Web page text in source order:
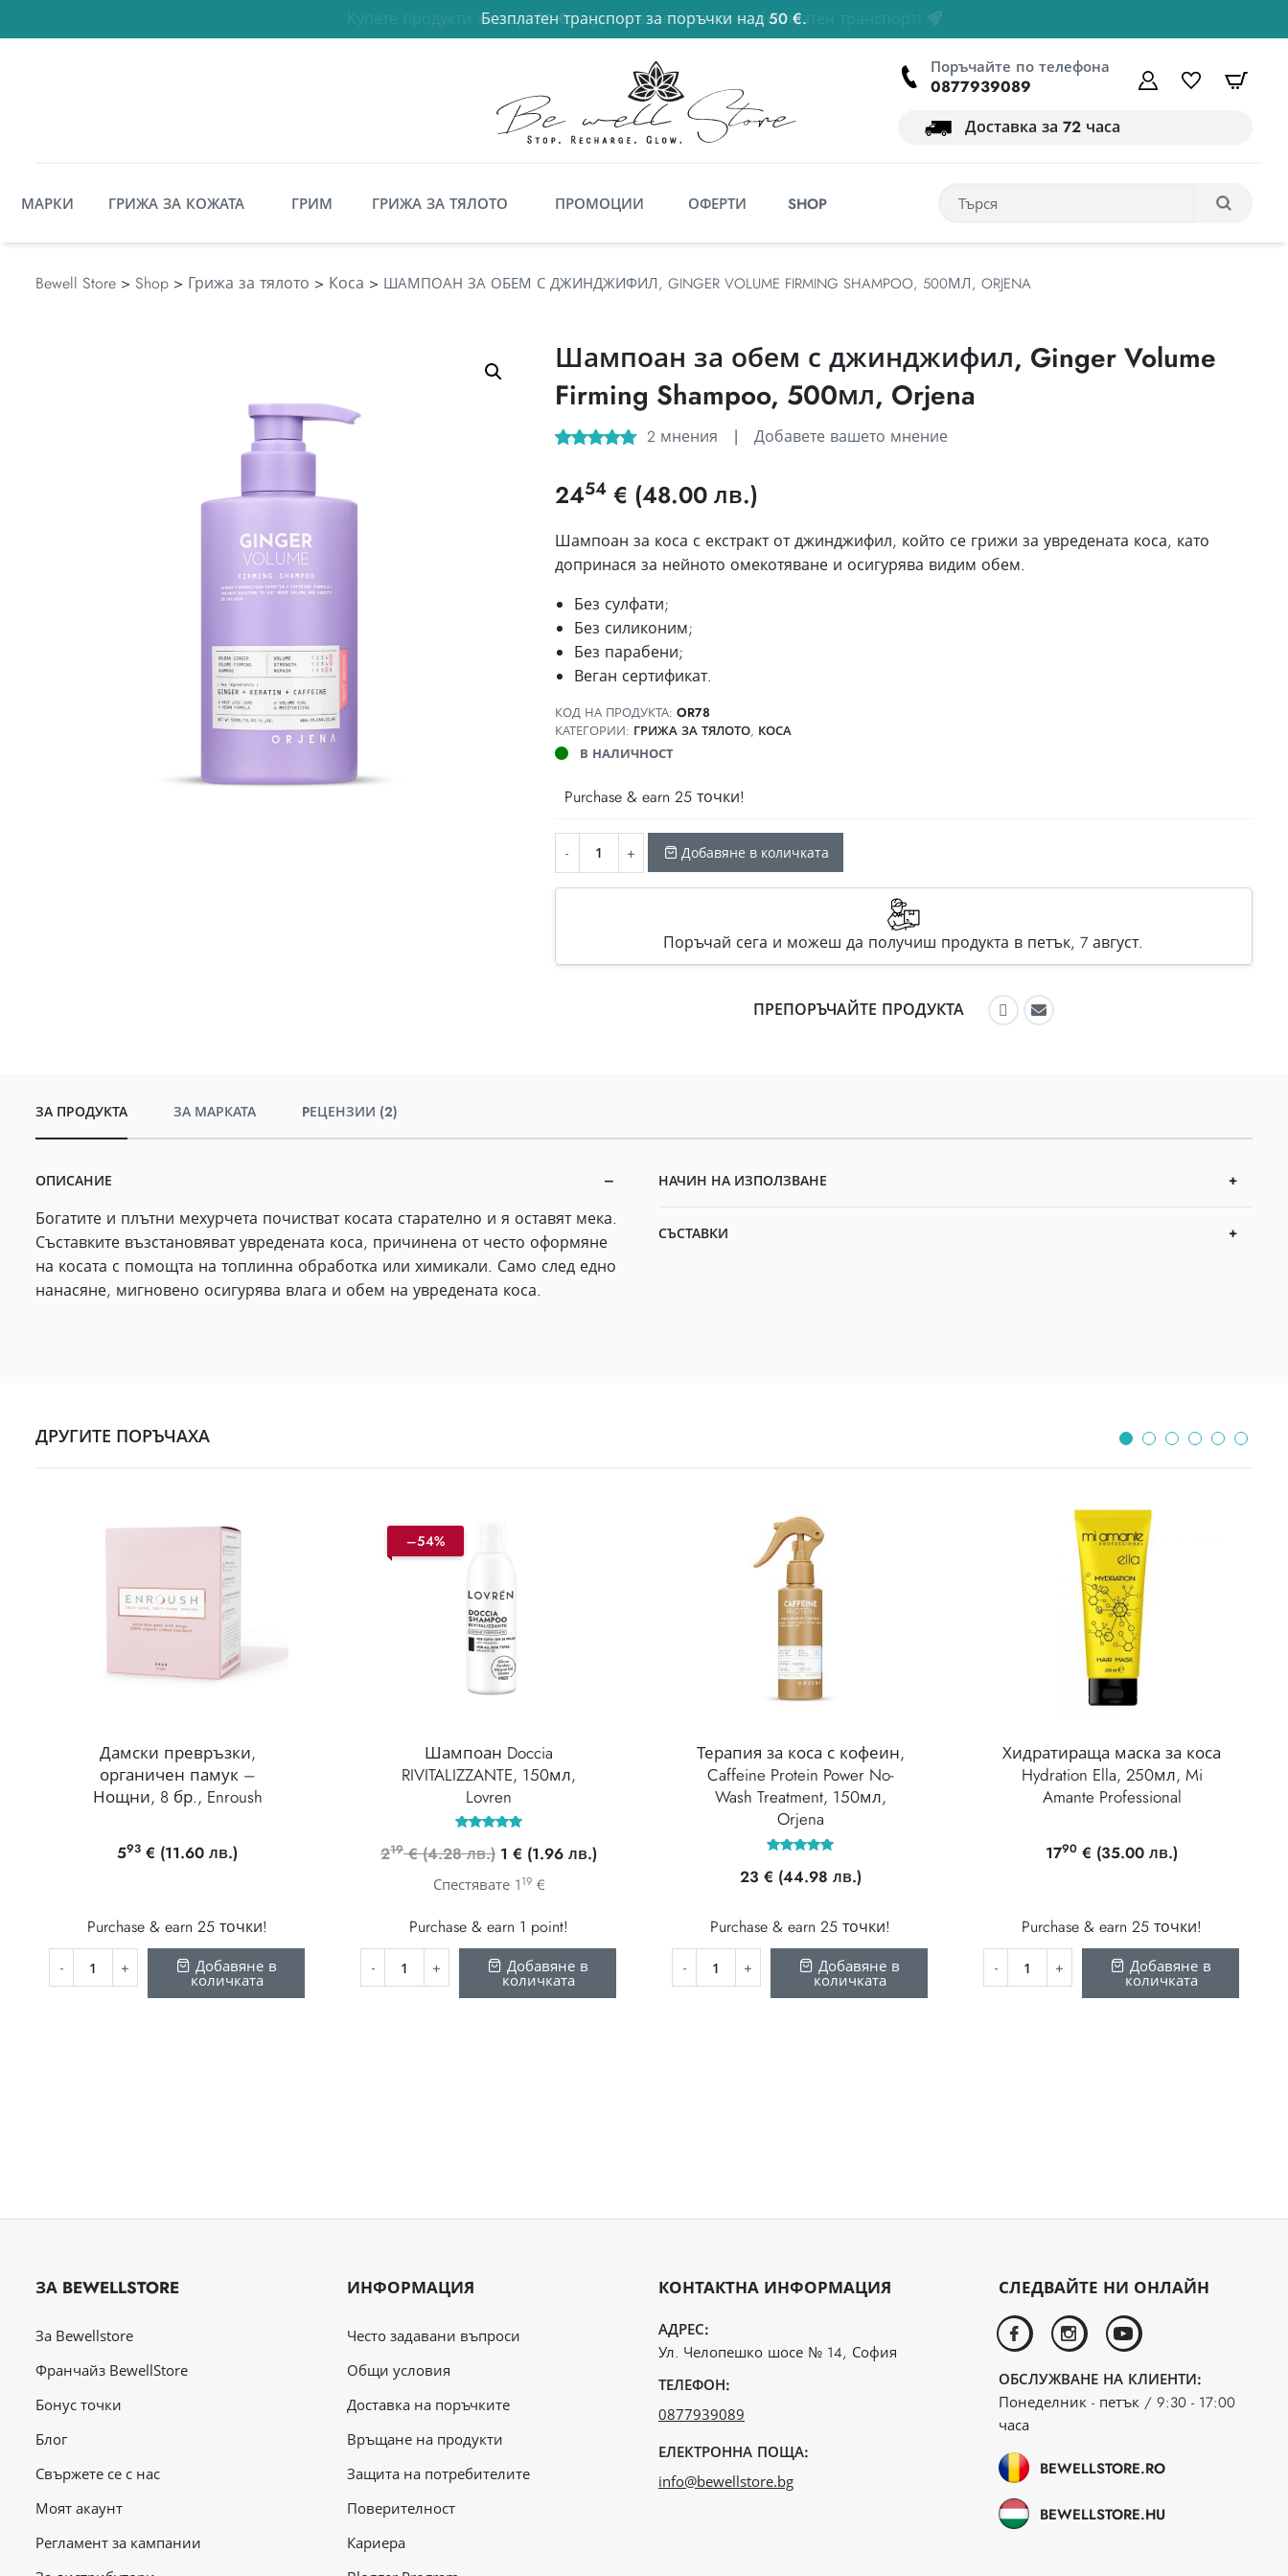
Безплатен транспорт за поръчки над 50 €.
50€
Поръчайте по телефона
0877939089
Моята сметка
списък с
Доставка за 72 часа
МАРКИ ГРИЖА ЗА КОЖАТА ГРИМ ГРИЖА ЗА ТЯЛОТО ПРОМОЦИИ ОФЕРТИ SHOP
Bewell Store > Shop > Грижа за тялото > Коса > ШАМПОАН ЗА ОБЕМ С ДЖИНДЖИФИЛ, GINGER VOLUME FIRMING SHAMPOO, 500МЛ, ORJENA
Шампоан за обем с джинджифил, Ginger Volume
Firming Shampoo, 500мл, Orjena
базирано на
потребителски
2 мнения | Добавете вашето мнение
2454 € (48.00 лв.)
Шампоан за коса с екстракт от джинджифил, който се грижи за увредената коса, като
допринася за нейното омекотяване и осигурява видим обем.
Без сулфати;
Без силиконим;
Без парабени;
Веган сертификат.
КОД НА ПРОДУКТА: OR78
КАТЕГОРИИ: ГРИЖА ЗА ТЯЛОТО, КОСА
В НАЛИЧНОСТ
Purchase & earn 25 точки!
Добавяне в количката
Поръчай сега и можеш да получиш продукта в петък, 7 август.
ПРЕПОРЪЧАЙТЕ ПРОДУКТА
Препоръчайте във Facebook
Препоръчайте по имейл
ЗА ПРОДУКТА ЗА МАРКАТА PЕЦЕНЗИИ (2)
ОПИСАНИЕ
Богатите и плътни мехурчета почистват косата старателно и я оставят мека.
Съставките възстановяват увредената коса, причинена от често оформяне
на косата с помощта на топлинна обработка или химикали. Само след едно
нанасяне, мигновено осигурява влага и обем на увредената коса.
НАЧИН НА ИЗПОЛЗВАНЕ
СЪСТАВКИ
ДРУГИТЕ ПОРЪЧАХА
Дамски превръзки,
органичен памук –
Нощни, 8 бр., Enroush
593 € (11.60 лв.)
Purchase & earn 25 точки!
Добавяне в
количката
–54%
Шампоан Doccia
RIVITALIZZANTE, 150мл,
Lovren
5.00
от 5
219 € (4.28 лв.) Original
price
219 €
(4.28
лв.).
1 € (1.96 лв.)
(1.96
Спестявате 119 €
Purchase & earn 1 point!
Добавяне в
количката
Терапия за коса с кофеин,
Caffeine Protein Power No-
Wash Treatment, 150мл,
Orjena
5.00
от 5
23 € (44.98 лв.)
Purchase & earn 25 точки!
Добавяне в
количката
Хидратираща маска за коса
Hydration Ella, 250мл, Mi
Amante Professional
1790 € (35.00 лв.)
Purchase & earn 25 точки!
Добавяне в
количката
ЗА BEWELLSTORE
За Bewellstore
Франчайз BewellStore
Бонус точки
Блог
Свържете се с нас
Mоят акаунт
Регламент за кампании
ИНФОРМАЦИЯ
Често задавани въпроси
Общи условия
Доставка на поръчките
Връщане на продукти
Защита на потребителите
Поверителност
Кариера
КОНТАКТНА ИНФОРМАЦИЯ
АДРЕС:
Ул. Челопешко шосе № 14, София
ТЕЛЕФОН:
0877939089
ЕЛЕКТРОННА ПОЩА:
info@bewellstore.bg
СЛЕДВАЙТЕ НИ ОНЛАЙН
facebookinstagramyoutube
ОБСЛУЖВАНЕ НА КЛИЕНТИ:
Понеделник - петък / 9:30 - 17:00
часа
BEWELLSTORE.RO
BEWELLSTORE.HU